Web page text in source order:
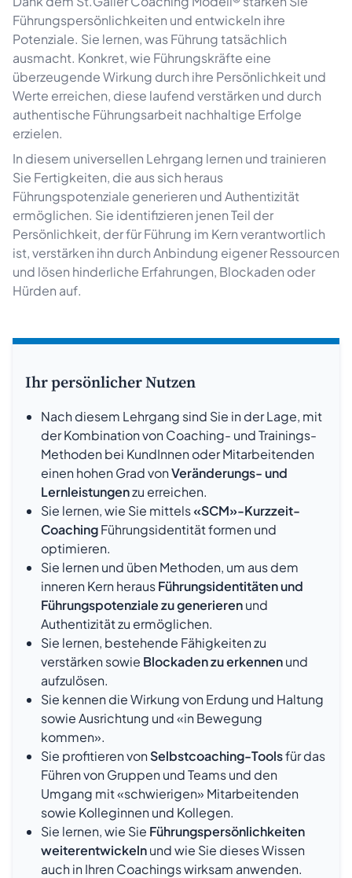
Führungspersönlichkeiten und entwickeln ihre
Potenziale. Sie lernen, was Führung tatsächlich
ausmacht. Konkret, wie Führungskräfte eine
überzeugende Wirkung durch ihre Persönlichkeit und
Werte erreichen, diese laufend verstärken und durch
authentische Führungsarbeit nachhaltige Erfolge
erzielen.
In diesem universellen Lehrgang lernen und trainieren
Sie Fertigkeiten, die aus sich heraus
Führungspotenziale generieren und Authentizität
ermöglichen. Sie identifizieren jenen Teil der
Persönlichkeit, der für Führung im Kern verantwortlich
ist, verstärken ihn durch Anbindung eigener Ressourcen
und lösen hinderliche Erfahrungen, Blockaden oder
Hürden auf.
Ihr persönlicher Nutzen
Nach diesem Lehrgang sind Sie in der Lage, mit
der Kombination von Coaching- und Trainings-
Methoden bei KundInnen oder Mitarbeitenden
einen hohen Grad vonVeränderungs- und
Lernleistungenzu erreichen.
Sie lernen, wie Sie mittels«SCM»-Kurzzeit-
CoachingFührungsidentität formen und
optimieren.
Sie lernen und üben Methoden, um aus dem
inneren Kern herausFührungsidentitäten und
Führungspotenziale zu generierenund
Authentizität zu ermöglichen.
Sie lernen, bestehende Fähigkeiten zu
verstärken sowie Blockaden zu erkennenund
aufzulösen.
Sie kennen die Wirkung von Erdung und Haltung
sowie Ausrichtung und «in Bewegung
kommen».
Sie profitieren vonSelbstcoaching-Toolsfür das
Führen von Gruppen und Teams und den
Umgang mit «schwierigen» Mitarbeitenden
sowie Kolleginnen und Kollegen.
Sie lernen, wie Sie Führungspersönlichkeiten
weiterentwickelnund wie Sie dieses Wissen
auch in Ihren Coachings wirksam anwenden.